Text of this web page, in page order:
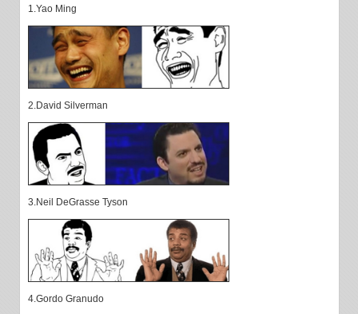
1.Yao Ming
2.David Silverman
3.Neil DeGrasse Tyson
4.Gordo Granudo